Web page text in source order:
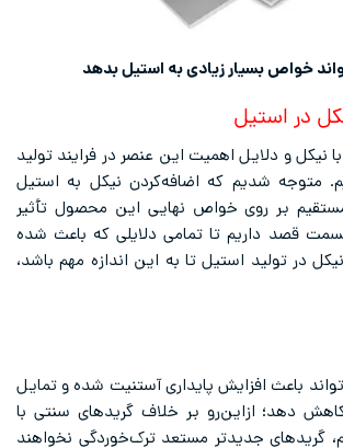
خواص بسیار زیادی به استیل بدهد
در استیل
نیکل و دلایل اهمیت این عنصر در فرایند تولید
متوجه شدیم که اضافه‌کردن نیکل به استیل
بر روی خواص نهایی این محصول تأثیر
قصد داریم تا تمامی دلایلی که باعث شده
در تولید استیل تا به این ‌اندازه مهم باشد،
باعث افزایش پایداری آستنیت شده و تمایل
دهد؛ ازاین‌رو بر خلاف گریدهای سنتی با
گریدهای جدیدتر مستعد ترک‌خوردگی نخواهند